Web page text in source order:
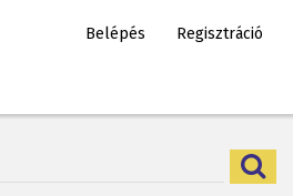
Belépés Regisztráció